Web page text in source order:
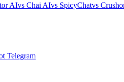
AIvs Chai AIvs SpicyChatvs
Telegram